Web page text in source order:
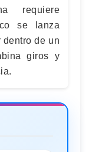
requiere
se lanza
de un
giros y